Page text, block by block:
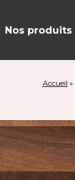
Nos produits
Accueil »